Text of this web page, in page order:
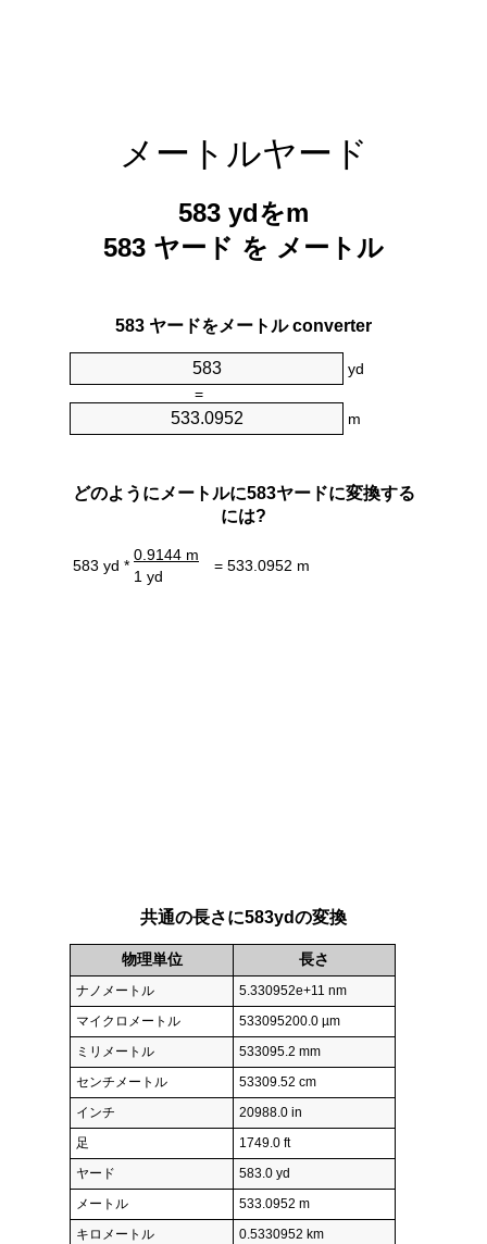
メートルヤード
583 ydをm
583 ヤード を メートル
583 ヤードをメートル converter
yd
=
m
どのようにメートルに583ヤードに変換する
には?
583 yd *
0.9144 m
= 533.0952 m
1 yd
共通の長さに583ydの変換
物理単位 長さ
ナノメートル
5.330952e+11 nm
マイクロメートル
533095200.0 µm
ミリメートル
533095.2 mm
センチメートル
53309.52 cm
インチ
20988.0 in
足
1749.0 ft
ヤード
583.0 yd
メートル
533.0952 m
キロメートル
0.5330952 km